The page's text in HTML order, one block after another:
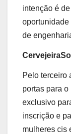
intenção é
oportunidade
de
Pelo terceiro
portas para
exclusivo
inscrição e
mulheres cis